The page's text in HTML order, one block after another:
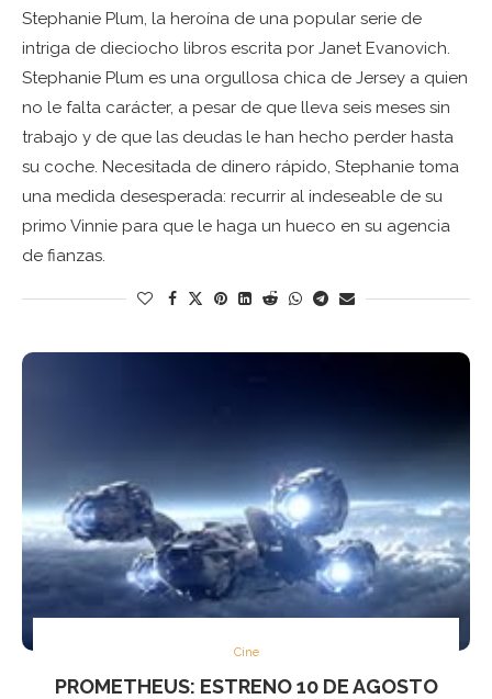
Stephanie Plum, la heroína de una popular serie de
intriga de dieciocho libros escrita por Janet Evanovich.
Stephanie Plum es una orgullosa chica de Jersey a quien
no le falta carácter, a pesar de que lleva seis meses sin
trabajo y de que las deudas le han hecho perder hasta
su coche. Necesitada de dinero rápido, Stephanie toma
una medida desesperada: recurrir al indeseable de su
primo Vinnie para que le haga un hueco en su agencia
de fianzas.
Cine
PROMETHEUS: ESTRENO 10 DE AGOSTO